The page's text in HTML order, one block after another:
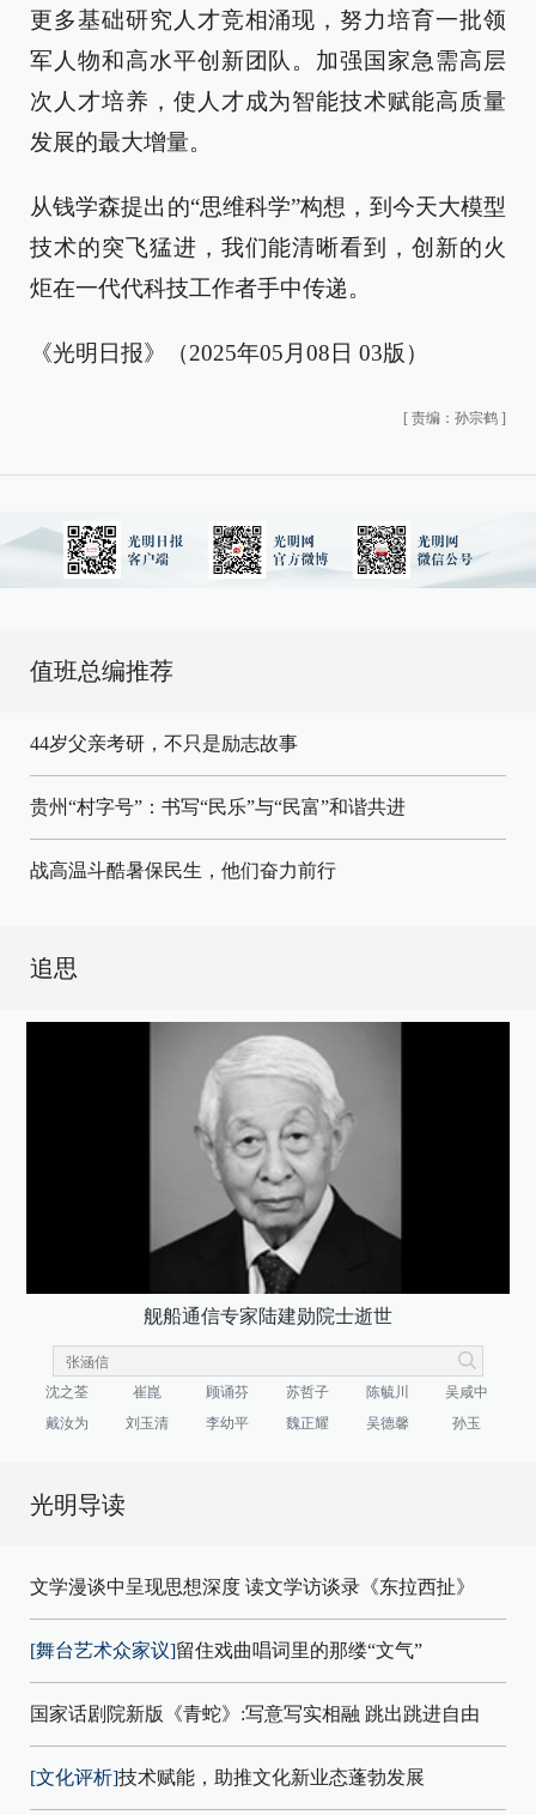
更多基础研究人才竞相涌现，努力培育一批领
军人物和高水平创新团队。加强国家急需高层
次人才培养，使人才成为智能技术赋能高质量
发展的最大增量。
从钱学森提出的“思维科学”构想，到今天大模型
技术的突飞猛进，我们能清晰看到，创新的火
炬在一代代科技工作者手中传递。
《光明日报》（2025年05月08日 03版）
[ 责编：孙宗鹤 ]
值班总编推荐
44岁父亲考研，不只是励志故事
贵州“村字号”：书写“民乐”与“民富”和谐共进
战高温斗酷暑保民生，他们奋力前行
追思
舰船通信专家陆建勋院士逝世
沈之荃 崔崑 顾诵芬 苏哲子 陈毓川
吴咸中
戴汝为
刘玉清 李幼平 魏正耀 吴德馨 孙玉
光明导读
文学漫谈中呈现思想深度 读文学访谈录《东拉西扯》
[舞台艺术众家议]留住戏曲唱词里的那缕“文气”
国家话剧院新版《青蛇》:写意写实相融 跳出跳进自由
[文化评析]技术赋能，助推文化新业态蓬勃发展